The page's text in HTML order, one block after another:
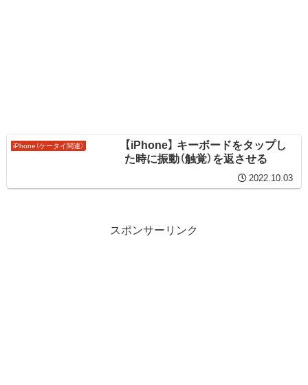
iPhone（ケータイ関連）
【iPhone】 キーボードをタップし
た時に振動（触覚）を返させる
2022.10.03
スポンサーリンク